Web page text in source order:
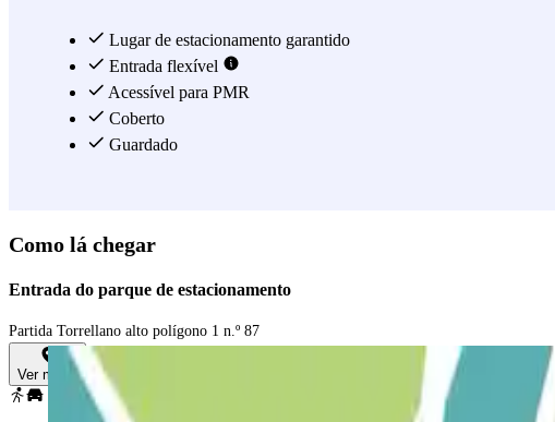
Lugar de estacionamento garantido
Entrada flexível
Acessível para PMR
Coberto
Guardado
Como lá chegar
Entrada do parque de estacionamento
Partida Torrellano alto polígono 1 n.º 87
Ver mapa